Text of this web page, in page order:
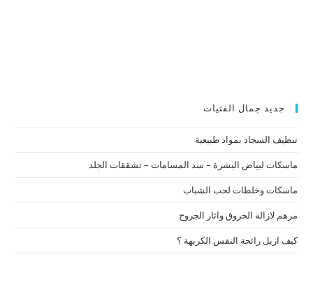
جديد جمال الفتيات
تنظيف السجاد بمواد طبيعية
ماسكات لبياض البشرة – سد المسامات – تشققات الجلد
ماسكات وخلطات لحب الشباب
مرهم لازالة الحروق واثار الجروح
كيف ازيل رائحة النفس الكريهة ؟